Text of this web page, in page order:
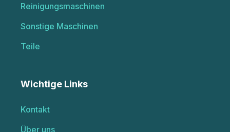
Reinigungsmaschinen
Sonstige Maschinen
Teile
Wichtige Links
Kontakt
Über uns